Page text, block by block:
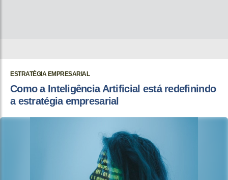
ESTRATÉGIA EMPRESARIAL
Como a Inteligência Artificial está redefinindo
a estratégia empresarial